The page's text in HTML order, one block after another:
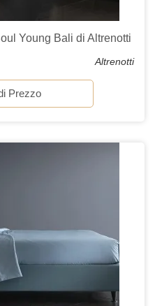
Young Bali di Altrenotti
Altrenotti
Prezzo